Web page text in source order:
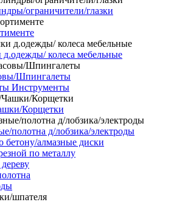
ограничители/глазки
колеса мебельные
Шпингалеты
Инструменты
Корщетки
полотна д/лобзика/электроды
бетону/алмазные диски
по металлу